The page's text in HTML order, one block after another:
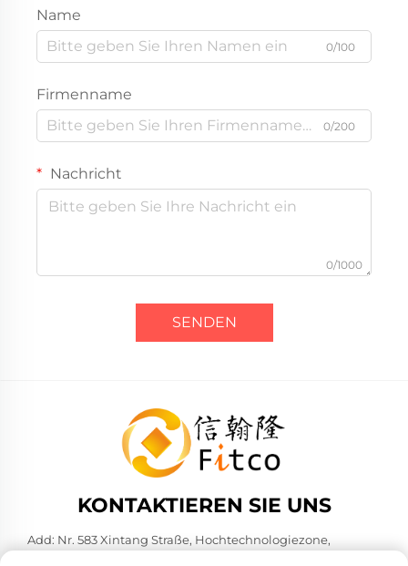
Name
0/100
Firmenname
0/200
Nachricht
0/1000
SENDEN
KONTAKTIEREN SIE UNS
Add: Nr. 583 Xintang Straße, Hochtechnologiezone,